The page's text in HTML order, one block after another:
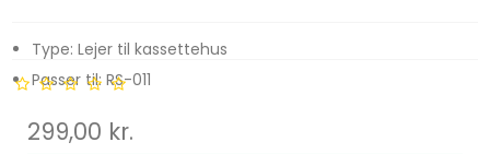
Type: Lejer til kassettehus
Passer til: RS-011
Anvendelse: Udskiftning eller vedligeholdelse af
299,00 kr.